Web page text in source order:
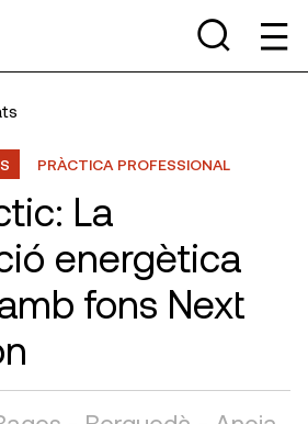
PRÀCTICA PROFESSIONAL
La
energètica
fons Next